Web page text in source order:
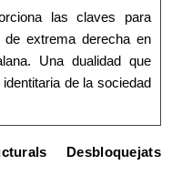
las claves para
extrema derecha en
Una dualidad que
de la sociedad
Desbloquejats